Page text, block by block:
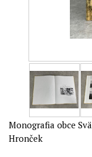
Monografia obce
Hronček